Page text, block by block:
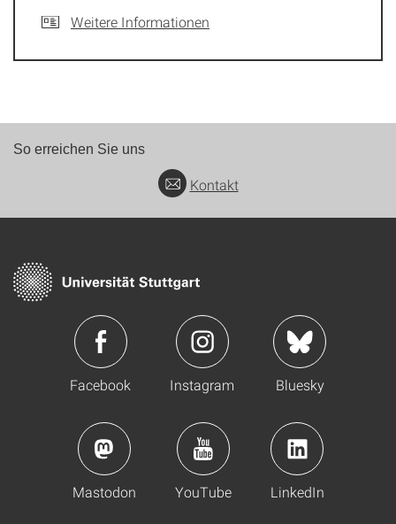
Weitere Informationen
So erreichen Sie uns
Kontakt
Facebook Instagram Bluesky
Mastodon YouTube LinkedIn